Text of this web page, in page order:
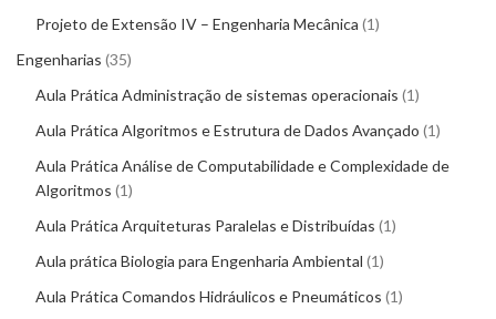
Projeto de Extensão IV – Engenharia Mecânica 1
Engenharias 35
Aula Prática Administração de sistemas operacionais 1
Aula Prática Algoritmos e Estrutura de Dados Avançado 1
Aula Prática Análise de Computabilidade e Complexidade de
Algoritmos 1
Aula Prática Arquiteturas Paralelas e Distribuídas 1
Aula prática Biologia para Engenharia Ambiental 1
Aula Prática Comandos Hidráulicos e Pneumáticos 1